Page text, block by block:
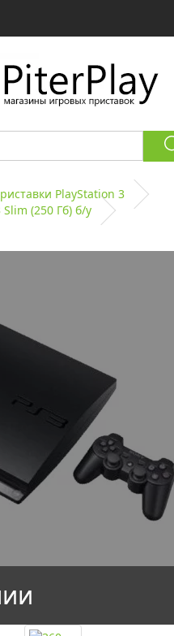
PlayStation 3
(250 Гб) б/у